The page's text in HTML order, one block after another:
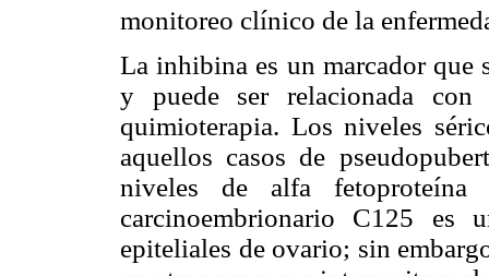
monitoreo clínico de la
La inhibina es un marcador que
y puede ser relacionada
quimioterapia. Los niveles
aquellos casos de
niveles de alfa fetoproteína
carcinoembrionario C125 es
epiteliales de ovario; sin